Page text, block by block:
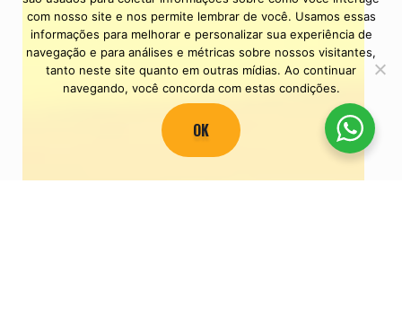
com nosso site e nos permite lembrar de você. Usamos essas
informações para melhorar e personalizar sua experiência de
navegação e para análises e métricas sobre nossos visitantes,
tanto neste site quanto em outras mídias. Ao continuar
navegando, você concorda com estas condições.
OK